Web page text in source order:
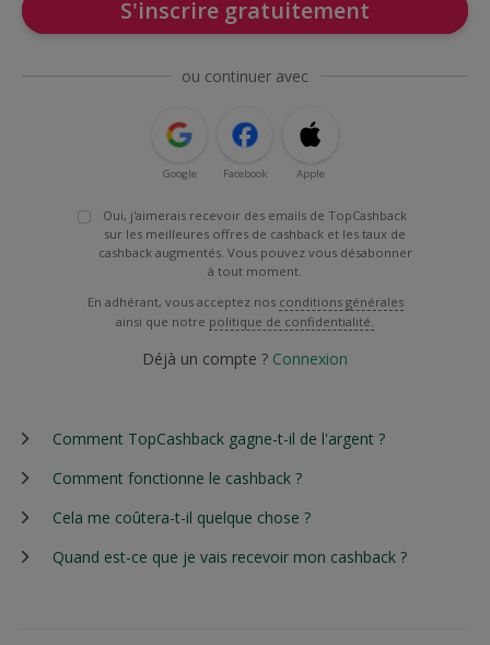
S'inscrire gratuitement
ou continuer avec
Google Facebook Apple
Oui, j'aimerais recevoir des emails de TopCashback
sur les meilleures offres de cashback et les taux de
cashback augmentés. Vous pouvez vous désabonner
à tout moment.
En adhérant, vous acceptez nos conditions générales
ainsi que notre politique de confidentialité.
Déjà un compte ? Connexion
Comment TopCashback gagne-t-il de l'argent ?
Comment fonctionne le cashback ?
Cela me coûtera-t-il quelque chose ?
Quand est-ce que je vais recevoir mon cashback ?